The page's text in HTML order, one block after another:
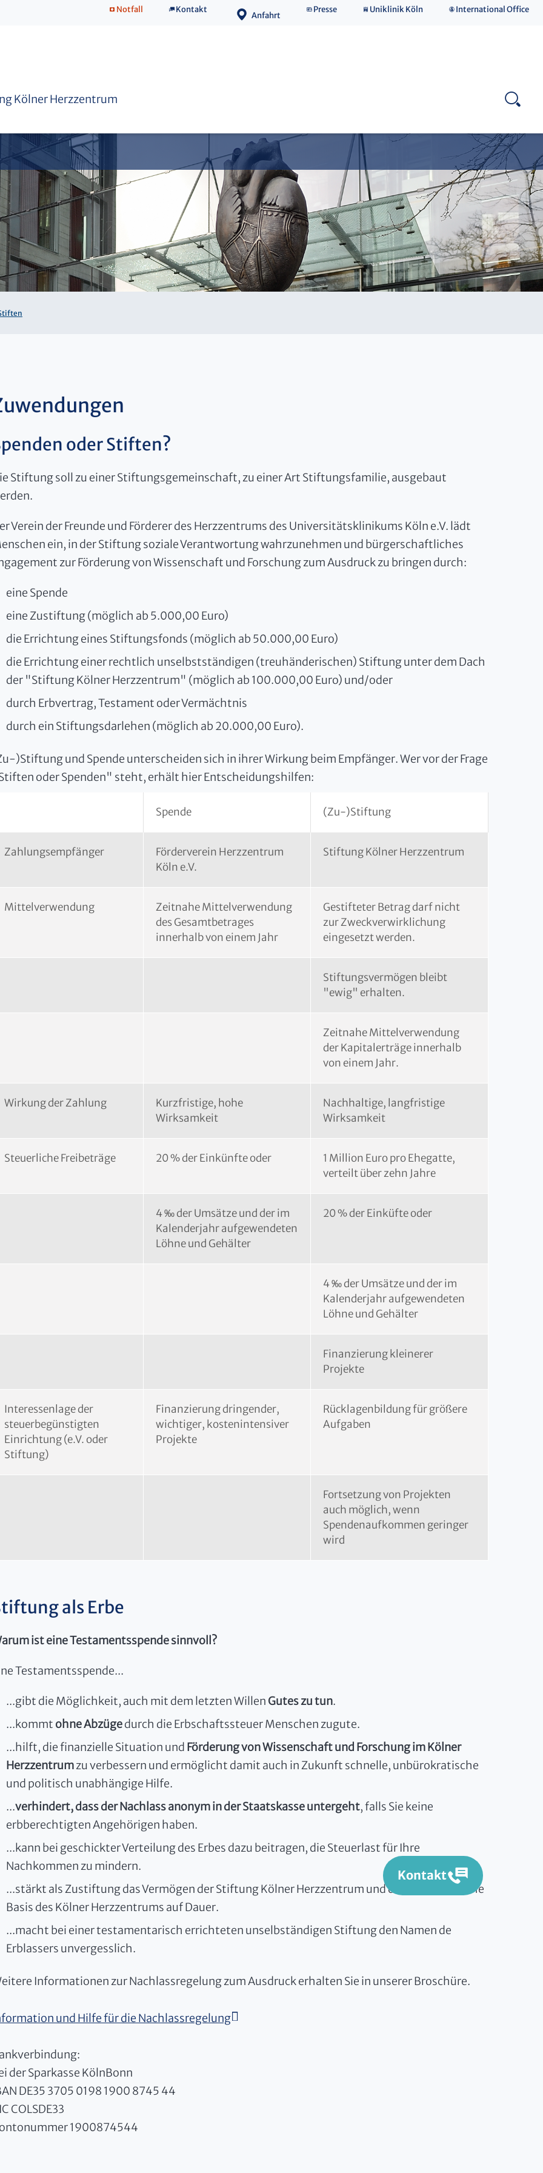
Kontakt
Notfall Kontakt
Anfahrt
Presse Uniklinik Köln International Office
Kölner Herzzentrum
oder Stiften?
Stiftung soll zu einer Stiftungsgemeinschaft, zu einer Art Stiftungsfamilie, ausgebaut
Verein der Freunde und Förderer des Herzzentrums des Universitätsklinikums Köln e.V. lädt
ein, in der Stiftung soziale Verantwortung wahrzunehmen und bürgerschaftliches
zur Förderung von Wissenschaft und Forschung zum Ausdruck zu bringen durch:
eine Spende
eine Zustiftung (möglich ab 5.000,00 Euro)
die Errichtung eines Stiftungsfonds (möglich ab 50.000,00 Euro)
die Errichtung einer rechtlich unselbstständigen (treuhänderischen) Stiftung unter dem Dach
der "Stiftung Kölner Herzzentrum" (möglich ab 100.000,00 Euro) und/oder
durch Erbvertrag, Testament oder Vermächtnis
durch ein Stiftungsdarlehen (möglich ab 20.000,00 Euro).
)Stiftung und Spende unterscheiden sich in ihrer Wirkung beim Empfänger. Wer vor der Frage
oder Spenden" steht, erhält hier Entscheidungshilfen:
Spende (Zu-)Stiftung
Zahlungsempfänger
Förderverein Herzzentrum
Köln e.V.
Stiftung Kölner Herzzentrum
Mittelverwendung
Zeitnahe Mittelverwendung
des Gesamtbetrages
innerhalb von einem Jahr
Gestifteter Betrag darf nicht
zur Zweckverwirklichung
eingesetzt werden.
Stiftungsvermögen bleibt
"ewig" erhalten.
Zeitnahe Mittelverwendung
der Kapitalerträge innerhalb
von einem Jahr.
Wirkung der Zahlung
Kurzfristige, hohe
Wirksamkeit
Nachhaltige, langfristige
Wirksamkeit
Steuerliche Freibeträge 20 % der Einkünfte oder
1 Million Euro pro Ehegatte,
verteilt über zehn Jahre
4 ‰ der Umsätze und der im
Kalenderjahr aufgewendeten
Löhne und Gehälter
20 % der Einküfte oder
4 ‰ der Umsätze und der im
Kalenderjahr aufgewendeten
Löhne und Gehälter
Finanzierung kleinerer
Projekte
Interessenlage der
steuerbegünstigten
Einrichtung (e.V. oder
Stiftung)
Finanzierung dringender,
wichtiger, kostenintensiver
Projekte
Rücklagenbildung für größere
Aufgaben
Fortsetzung von Projekten
auch möglich, wenn
Spendenaufkommen geringer
wird
als Erbe
ist eine Testamentsspende sinnvoll?
Testamentsspende...
...gibt die Möglichkeit, auch mit dem letzten Willen Gutes zu tun.
...kommt ohne Abzügedurch die Erbschaftssteuer Menschen zugute.
...hilft, die finanzielle Situation und Förderung von Wissenschaft und Forschung im Kölner
Herzzentrumzu verbessern und ermöglicht damit auch in Zukunft schnelle, unbürokratische
und politisch unabhängige Hilfe.
...verhindert, dass der Nachlass anonym in der Staatskasse untergeht, falls Sie keine
erbberechtigten Angehörigen haben.
...kann bei geschickter Verteilung des Erbes dazu beitragen, die Steuerlast für Ihre
Nachkommen zu mindern.
...stärkt als Zustiftung das Vermögen der Stiftung Kölner Herzzentrum und die wirtschaftliche
Basis des Kölner Herzzentrums auf Dauer.
...macht bei einer testamentarisch errichteten unselbständigen Stiftung den Namen de
Erblassers unvergesslich.
Informationen zur Nachlassregelung zum Ausdruck erhalten Sie in unserer Broschüre.
und Hilfe für die Nachlassregelung
der Sparkasse KölnBonn
DE35 3705 0198 1900 8745 44
COLSDE33
1900874544